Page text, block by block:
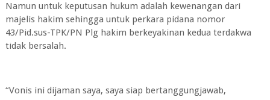
Namun untuk keputusan hukum adalah kewenangan dari
majelis hakim sehingga untuk perkara pidana nomor
43/Pid.sus-TPK/PN Plg hakim berkeyakinan kedua terdakwa
tidak bersalah.
“Vonis ini dijaman saya, saya siap bertanggungjawab,